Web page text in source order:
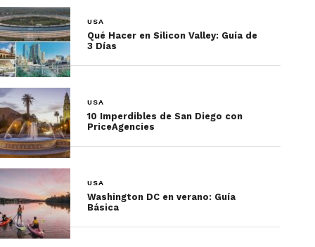
USA
Qué Hacer en Silicon Valley: Guía de
3 Días
USA
10 Imperdibles de San Diego con
PriceAgencies
USA
Washington DC en verano: Guía
Básica